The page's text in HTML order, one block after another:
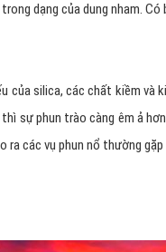
dạng của dung nham. Có
của silica, các chất kiềm và
sự phun trào càng êm ả
các vụ phun nổ thường gặp